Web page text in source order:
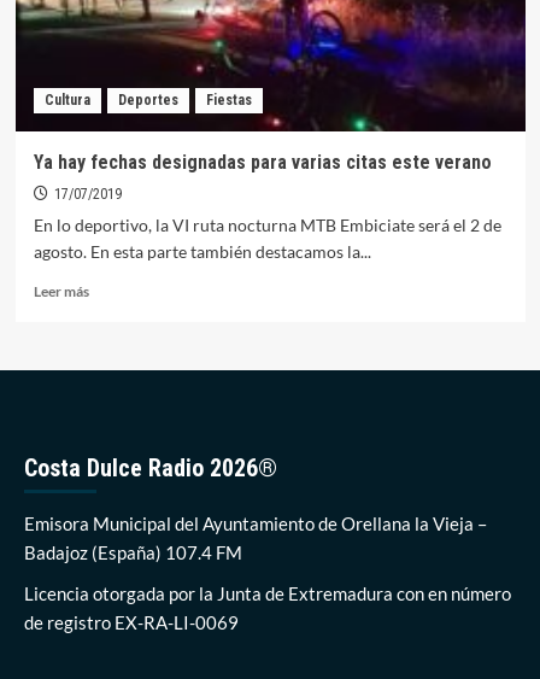
Cultura Deportes Fiestas
Ya hay fechas designadas para varias citas este verano
17/07/2019
En lo deportivo, la VI ruta nocturna MTB Embiciate será el 2 de
agosto. En esta parte también destacamos la...
Leer másLeer
varias
citas
este
Costa Dulce Radio 2026®
Emisora Municipal del Ayuntamiento de Orellana la Vieja –
Badajoz (España) 107.4 FM
Licencia otorgada por la Junta de Extremadura con en número
de registro EX-RA-LI-0069